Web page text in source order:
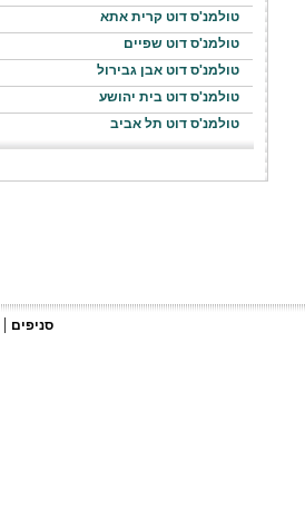
טולמנ'ס דוט קרית אתא
טולמנ'ס דוט שפיים
טולמנ'ס דוט אבן גבירול
טולמנ'ס דוט בית יהושע
טולמנ'ס דוט תל אביב
| סניפים